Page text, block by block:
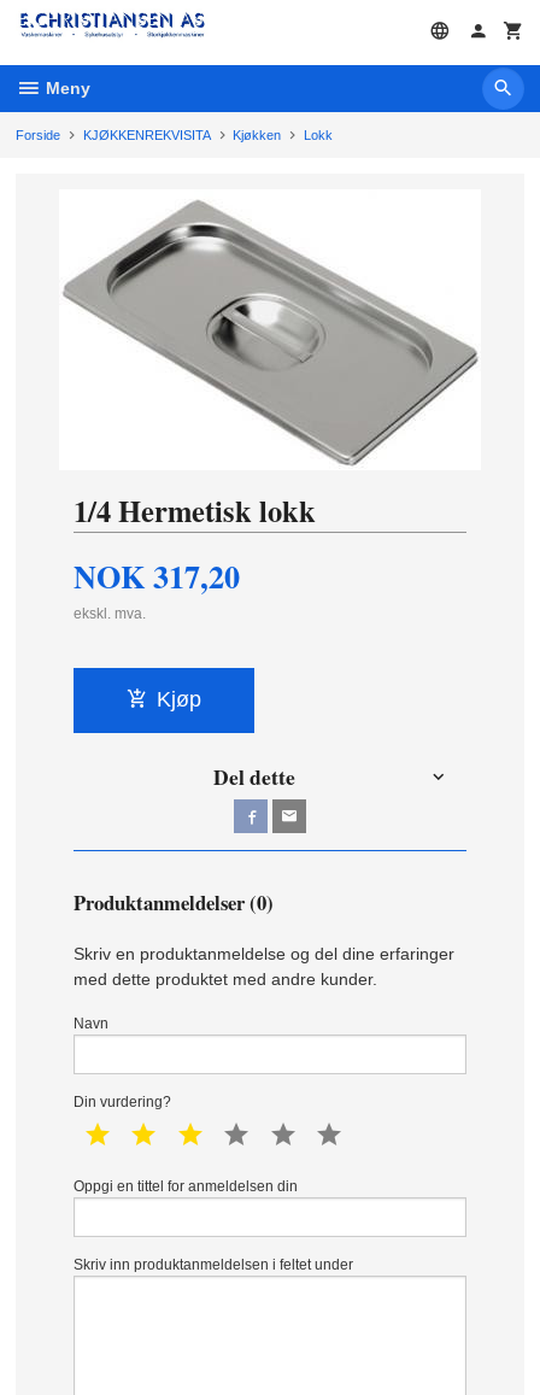
Gå
innholdet
Meny
Forside KJØKKENREKVISITA Kjøkken Lokk
1/4 Hermetisk lokk
NOK317,20
ekskl. mva.
Kjøp
Del dette
Produktanmeldelser (0)
Skriv en produktanmeldelse og del dine erfaringer
med dette produktet med andre kunder.
Navn
Din vurdering?
1 star 2 star 3 star 4 star 5 star
Oppgi en tittel for anmeldelsen din
Skriv inn produktanmeldelsen i feltet under